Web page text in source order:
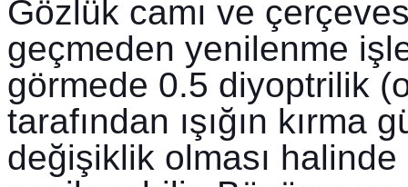
Gözlük camı ve
geçmeden yenilenme
görmede 0.5 diyoptrilik
tarafından ışığın kırma
değişiklik olması